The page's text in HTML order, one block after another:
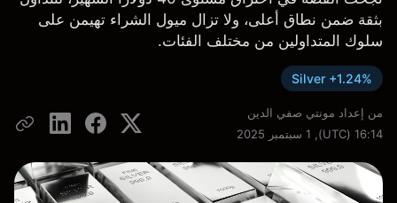
بثقة ضمن نطاق أعلى، ولا تزال ميول الشراء تهيمن على
سلوك المتداولين من مختلف الفئات.
Silver +1.24%
من إعداد مونتي صفي الدين
16:14 (UTC), 1 سبتمبر 2025